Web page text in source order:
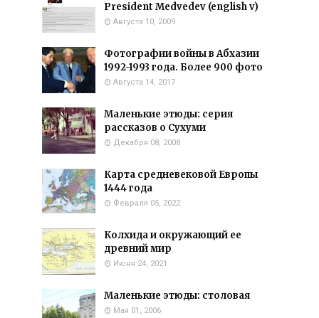
President Medvedev (english v)
Августа 10, 2009
Фотографии войны в Абхазии
1992-1993 года. Более 900 фото
Августа 14, 2017
Маленькие этюды: серия
рассказов о Сухуми
Декабря 08, 2008
Карта средневековой Европы
1444 года
Февраля 05, 2022
Колхида и окружающий ее
древний мир
Июня 24, 2021
Маленькие этюды: столовая
Мая 01, 2006